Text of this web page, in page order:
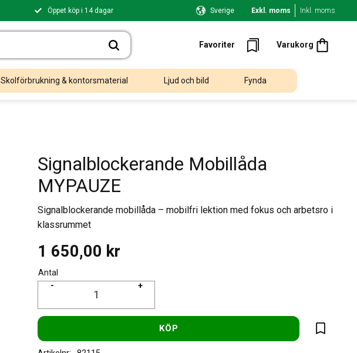
Öppet köp i 14 dagar Sverige Exkl. moms Inkl. moms
Favoriter Varukorg
Favoriter
Skolförbrukning & kontorsmaterial Ljud och bild Fynda
Signalblockerande Mobillåda
MYPAUZE
Signalblockerande mobillåda – mobilfri lektion med fokus och arbetsro i
klassrummet
1 650,00 kr
Antal
+
-
KÖP
Lägg till